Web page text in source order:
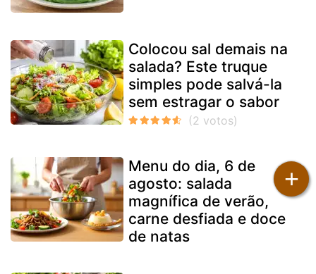
+
Colocou sal demais na
salada? Este truque
simples pode salvá-la
sem estragar o sabor
Menu do dia, 6 de
agosto: salada
magnífica de verão,
carne desfiada e doce
de natas